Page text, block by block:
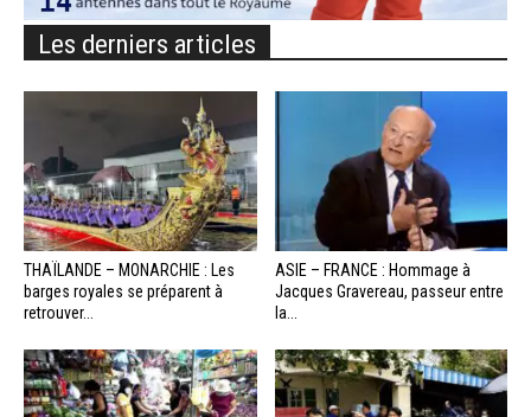
Les derniers articles
THAÏLANDE – MONARCHIE : Les
barges royales se préparent à
retrouver...
ASIE – FRANCE : Hommage à
Jacques Gravereau, passeur entre
la...